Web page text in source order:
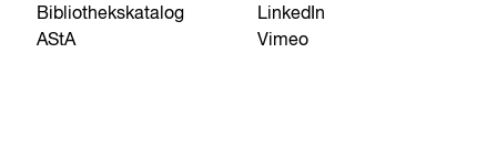
Bibliothekskatalog
AStA
LinkedIn
Vimeo